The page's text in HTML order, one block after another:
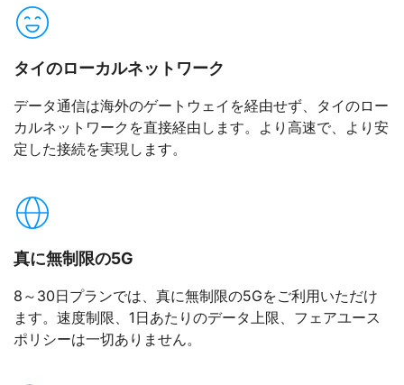
タイのローカルネットワーク
データ通信は海外のゲートウェイを経由せず、タイのロー
カルネットワークを直接経由します。より高速で、より安
定した接続を実現します。
真に無制限の5G
8～30日プランでは、真に無制限の5Gをご利用いただけ
ます。速度制限、1日あたりのデータ上限、フェアユース
ポリシーは一切ありません。